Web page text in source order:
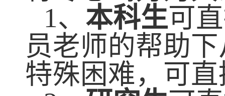
1、 本科生可
员老师的帮助
特殊困难，可